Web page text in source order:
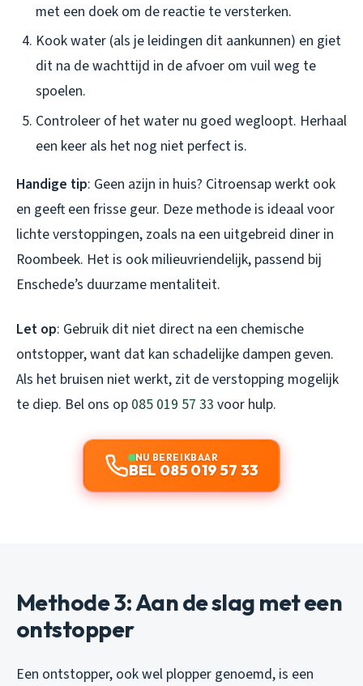
met een doek om de reactie te versterken.
Kook water (als je leidingen dit aankunnen) en giet
dit na de wachttijd in de afvoer om vuil weg te
spoelen.
Controleer of het water nu goed wegloopt. Herhaal
een keer als het nog niet perfect is.
Handige tip: Geen azijn in huis? Citroensap werkt ook
en geeft een frisse geur. Deze methode is ideaal voor
lichte verstoppingen, zoals na een uitgebreid diner in
Roombeek. Het is ook milieuvriendelijk, passend bij
Enschede’s duurzame mentaliteit.
Let op: Gebruik dit niet direct na een chemische
ontstopper, want dat kan schadelijke dampen geven.
Als het bruisen niet werkt, zit de verstopping mogelijk
te diep. Bel ons op 085 019 57 33 voor hulp.
NU BEREIKBAAR
BEL 085 019 57 33
Methode 3: Aan de slag met een
ontstopper
Een ontstopper, ook wel plopper genoemd, is een